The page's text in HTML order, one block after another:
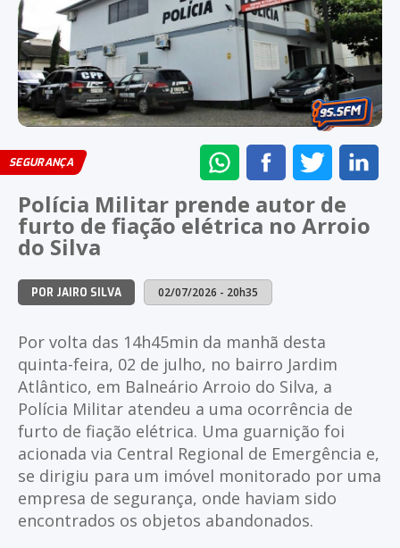
SEGURANÇA
ENVIAR
NO
WHATSAPP
COMPARTILHAR
NO
FACEBOOK
NO
TWITTER
Polícia Militar prende autor de
furto de fiação elétrica no Arroio
do Silva
POR JAIRO SILVA 02/07/2026 - 20h35
Por volta das 14h45min da manhã desta
quinta-feira, 02 de julho, no bairro Jardim
Atlântico, em Balneário Arroio do Silva, a
Polícia Militar atendeu a uma ocorrência de
furto de fiação elétrica. Uma guarnição foi
acionada via Central Regional de Emergência e,
se dirigiu para um imóvel monitorado por uma
empresa de segurança, onde haviam sido
encontrados os objetos abandonados.